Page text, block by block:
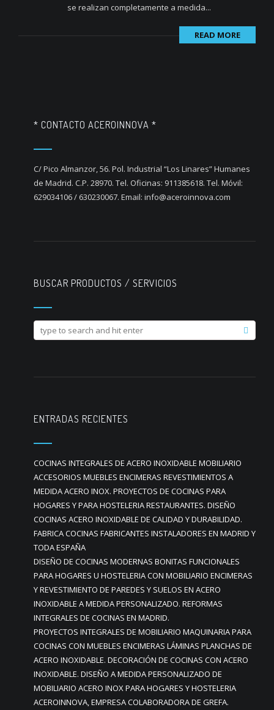
se realizan completamente a medida...
READ MORE
* CONTACTO ACEROINNOVA *
C/ Pico Almanzor, 56. Pol. Industrial “Los Linares” Humanes
de Madrid. C.P. 28970. Tel. Oficinas: 911385618. Tel. Móvil:
629034106 / 630230067. Email: info@aceroinnova.com
BUSCAR PRODUCTOS / SERVICIOS
ENTRADAS RECIENTES
COCINAS INTEGRALES DE ACERO INOXIDABLE MOBILIARIO
ACCESORIOS MUEBLES ENCIMERAS REVESTIMIENTOS A
MEDIDA ACERO INOX. PROYECTOS DE COCINAS PARA
HOGARES Y PARA HOSTELERIA RESTAURANTES. DISEÑO
COCINAS ACERO INOXIDABLE DE CALIDAD Y DURABILIDAD.
FABRICA COCINAS FABRICANTES INSTALADORES EN MADRID Y
TODA ESPAÑA
DISEÑO DE COCINAS MODERNAS BONITAS FUNCIONALES
PARA HOGARES U HOSTELERIA CON MOBILIARIO ENCIMERAS
Y REVESTIMIENTO DE PAREDES Y SUELOS EN ACERO
INOXIDABLE A MEDIDA PERSONALIZADO. REFORMAS
INTEGRALES DE COCINAS EN MADRID.
PROYECTOS INTEGRALES DE MOBILIARIO MAQUINARIA PARA
COCINAS CON MUEBLES ENCIMERAS LÁMINAS PLANCHAS DE
ACERO INOXIDABLE. DECORACIÓN DE COCINAS CON ACERO
INOXIDABLE. DISEÑO A MEDIDA PERSONALIZADO DE
MOBILIARIO ACERO INOX PARA HOGARES Y HOSTELERIA
ACEROINNOVA, EMPRESA COLABORADORA DE GREFA.